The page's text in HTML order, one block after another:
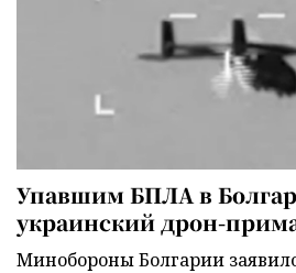
Упавшим БПЛА в
украинский дрон-
Минобороны Болгарии